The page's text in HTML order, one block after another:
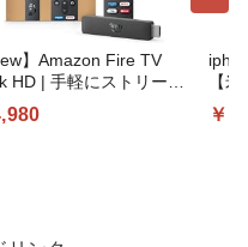
】Amazon Fire TV
HD | 手軽にストリーミ
をはじめよう | ストリー
グメディアプレイヤー
【
創
全
￥